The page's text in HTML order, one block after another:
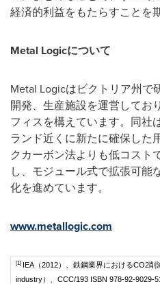
経済的利益をもたらすことを
Metal Logicについて
Metal Logicはビクトリア州で
開発、生産施設を運営してお
フィスを構えています。同社
ランド近くに新たに確保した
クカーボン法よりも低コスト
し、モジュール式で拡張可能
化を進めています。
www.metallogic.com
[1] IEA（2012）、鉄鋼業界におけるCO2
industry）、CCC/193 ISBN 978-92-9029-